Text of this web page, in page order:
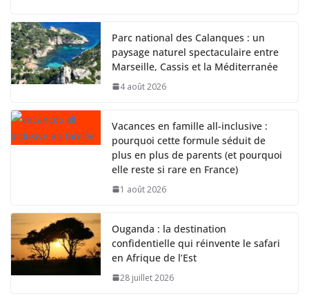
Parc national des Calanques : un
paysage naturel spectaculaire entre
Marseille, Cassis et la Méditerranée
4 août 2026
Vacances en famille all-inclusive :
pourquoi cette formule séduit de
plus en plus de parents (et pourquoi
elle reste si rare en France)
1 août 2026
Ouganda : la destination
confidentielle qui réinvente le safari
en Afrique de l’Est
28 juillet 2026